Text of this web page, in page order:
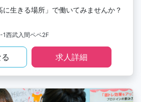
に生きる場所」で働いてみませんか？
1西武入間ペペ2F
求人詳細